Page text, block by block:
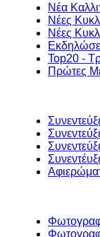
Νέα
Νέες
Νέες
Top20 -
Πρώτες